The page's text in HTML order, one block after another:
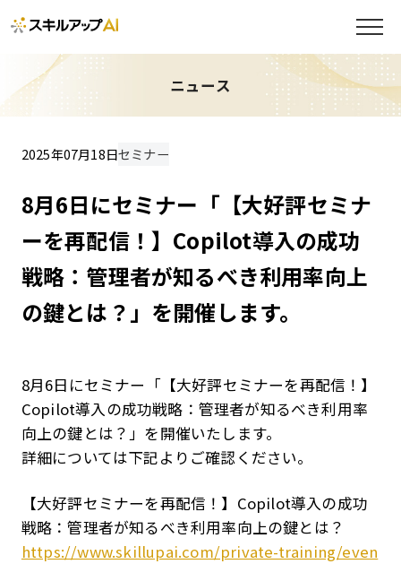
ニュース
2025年07月18日セミナー
8月6日にセミナー「【大好評セミナ
ーを再配信！】Copilot導入の成功
戦略：管理者が知るべき利用率向上
の鍵とは？」を開催します。
8月6日にセミナー「【大好評セミナーを再配信！】
Copilot導入の成功戦略：管理者が知るべき利用率
向上の鍵とは？」を開催いたします。
詳細については下記よりご確認ください。
【大好評セミナーを再配信！】Copilot導入の成功
戦略：管理者が知るべき利用率向上の鍵とは？
https://www.skillupai.com/private-training/even